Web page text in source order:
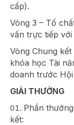
cấp).
Vòng 3 – Tố
vấn trực tiếp với
Vòng Chung
khóa học Tài
doanh trước
GIẢI THƯỞNG
Phần
kết: